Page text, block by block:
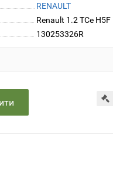
RENAULT
Renault 1.2 TCe H5F
130253326R